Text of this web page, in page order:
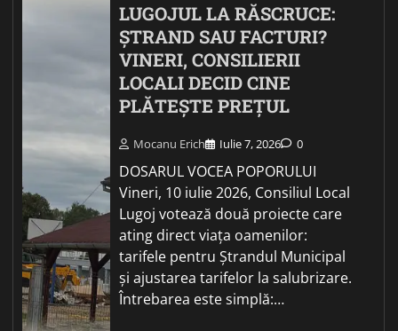
LUGOJUL LA RĂSCRUCE:
ȘTRAND SAU FACTURI?
VINERI, CONSILIERII
LOCALI DECID CINE
PLĂTEȘTE PREȚUL
Mocanu Erich Iulie 7, 2026 0
DOSARUL VOCEA POPORULUI
Vineri, 10 iulie 2026, Consiliul Local
Lugoj votează două proiecte care
ating direct viața oamenilor:
tarifele pentru Ștrandul Municipal
și ajustarea tarifelor la salubrizare.
Întrebarea este simplă:…